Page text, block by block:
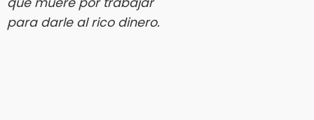
para darle al rico dinero.